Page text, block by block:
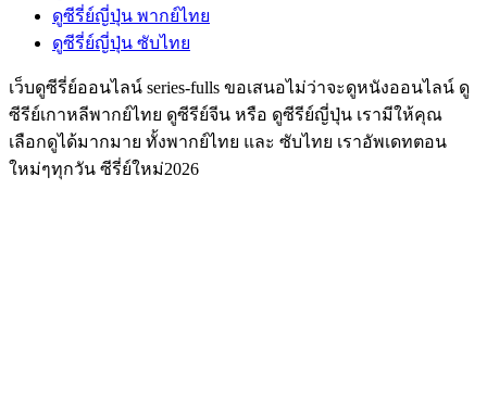
ดูซีรี่ย์ญี่ปุ่น พากย์ไทย
ดูซีรี่ย์ญี่ปุ่น ซับไทย
เว็บดูซีรี่ย์ออนไลน์ series-fulls ขอเสนอไม่ว่าจะดูหนังออนไลน์ ดู
ซีรีย์เกาหลีพากย์ไทย ดูซีรีย์จีน หรือ ดูซีรีย์ญี่ปุ่น เรามีให้คุณ
เลือกดูได้มากมาย ทั้งพากย์ไทย และ ซับไทย เราอัพเดทตอน
ใหม่ๆทุกวัน ซีรี่ย์ใหม่2026